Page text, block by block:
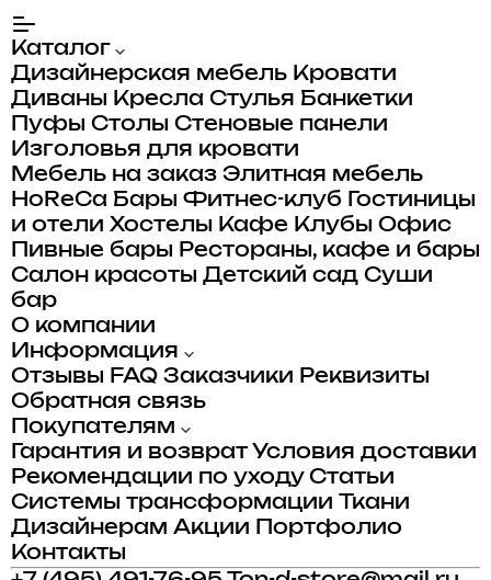
Каталог
Дизайнерская мебель Кровати
Диваны Кресла Стулья Банкетки
Пуфы Столы Стеновые панели
Изголовья для кровати
Мебель на заказ Элитная мебель
HoReCa Бары Фитнес-клуб
Гостиницы
и отели Хостелы Кафе Клубы Офис
Пивные бары Рестораны, кафе и бары
Салон красоты Детский сад Суши
бар
О компании
Информация
Отзывы FAQ Заказчики Реквизиты
Обратная связь
Покупателям
Гарантия и возврат Условия доставки
Рекомендации по уходу Статьи
Системы трансформации
Ткани
Дизайнерам Акции
Портфолио
Контакты